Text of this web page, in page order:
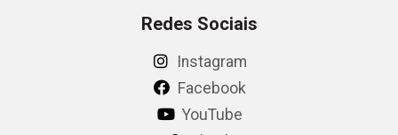
Redes Sociais
Instagram
Facebook
YouTube